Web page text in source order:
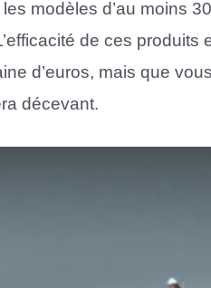
modèles d’au moins
de ces
d’euros, mais que
décevant.